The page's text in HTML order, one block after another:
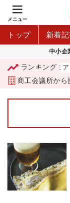
メニュー
トップ 新着
中小企
ランキング
「青森市プレミア
商工会議所から